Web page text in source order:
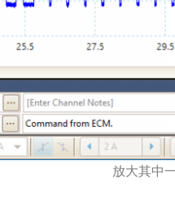
放大其中